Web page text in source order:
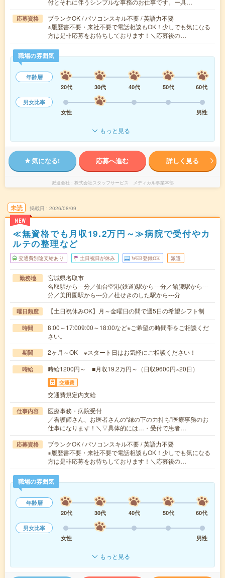
付とそれに伴うシンプルな事務のお仕事です。ー具…
応募資格
ブランクOK / パソコンスキル不要 / 英語力不要
※履歴書不要・来社不要で電話相談もOK！少しでも気になる
方は是非応募をお待ちしております！＼応募後の…
職場の雰囲気
年齢層
20代
30代 40代 50代
60代
男女比率
女性
男性
もっと見る
気になる! 応募へ進む 詳しく見る
派遣会社 株式会社スタッフサービス メディカル事業本部
未読
NEW
掲載日 2026/08/09
≪無資格でも月収19.2万円～≫病院で受付やカ
ルテの整理など
交通費別途支給あり 土日祝日が休み WEB登録OK 派遣
勤務地
宮城県名取市
名取駅から---分／仙台空港(鉄道)駅から---分／館腰駅から---
分／美田園駅から---分／杜せきのした駅から---分
曜日頻度 【土日祝休みOK】月～金曜日の間で週5日の希望シフト制
時間
8:00～17:009:00～18:00など※ご希望の時間帯をご相談くだ
さい。
期間 2ヶ月～OK ※スタート日はお気軽にご相談ください！
時給 時給1200円～ ■月収19.2万円～（日収9600円×20日）
交通費
交通費規定内支給
仕事内容
医療事務・病院受付
／看護師さん、お医者さんの“縁の下の力持ち”医療事務のお
仕事になります！＼▽具体的には…・受付で患者…
応募資格
ブランクOK / パソコンスキル不要 / 英語力不要
※履歴書不要・来社不要で電話相談もOK！少しでも気になる
方は是非応募をお待ちしております！＼応募後の…
職場の雰囲気
年齢層
20代
30代 40代 50代
60代
男女比率
女性
男性
もっと見る